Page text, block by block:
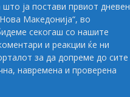
ја постави првиот дневен
Македонија“, во
секогаш со нашите
и реакции ќе ни
за да допреме до сите
навремена и проверена